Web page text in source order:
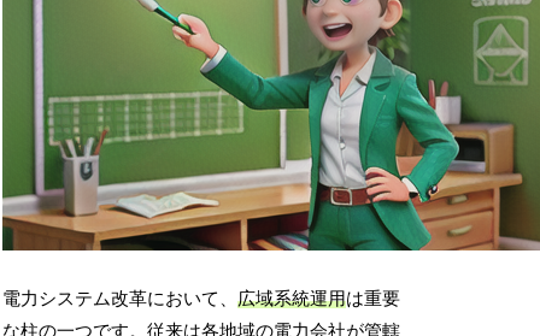
電力システム改革において、広域系統運用は重要
な柱の一つです。従来は各地域の電力会社が管轄